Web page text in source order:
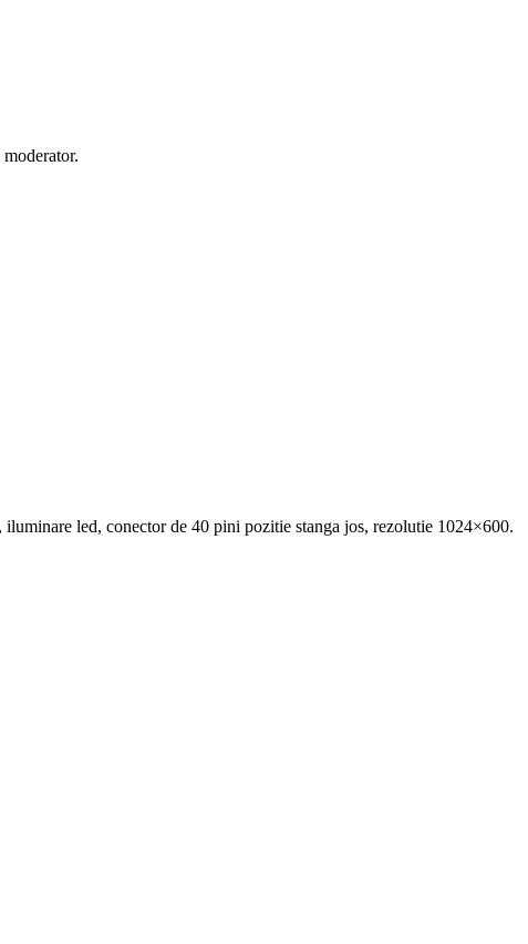
led, conector de 40 pini pozitie stanga jos, rezolutie 1024×600.